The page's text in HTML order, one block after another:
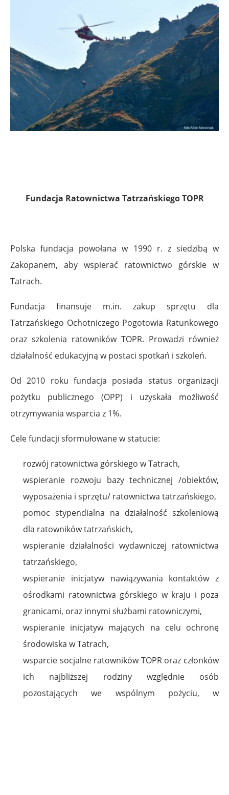
Fundacja Ratownictwa Tatrzańskiego TOPR
Polska fundacja powołana w 1990 r. z siedzibą w
Zakopanem, aby wspierać ratownictwo górskie w
Tatrach.
Fundacja finansuje m.in. zakup sprzętu dla
Tatrzańskiego Ochotniczego Pogotowia Ratunkowego
oraz szkolenia ratowników TOPR. Prowadzi również
działalność edukacyjną w postaci spotkań i szkoleń.
Od 2010 roku fundacja posiada status organizacji
pożytku publicznego (OPP) i uzyskała możliwość
otrzymywania wsparcia z 1%.
Cele fundacji sformułowane w statucie:
rozwój ratownictwa górskiego w Tatrach,
wspieranie rozwoju bazy technicznej /obiektów,
wyposażenia i sprzętu/ ratownictwa tatrzańskiego,
pomoc stypendialna na działalność szkoleniową
dla ratowników tatrzańskich,
wspieranie działalności wydawniczej ratownictwa
tatrzańskiego,
wspieranie inicjatyw nawiązywania kontaktów z
ośrodkami ratownictwa górskiego w kraju i poza
granicami, oraz innymi służbami ratowniczymi,
wspieranie inicjatyw mających na celu ochronę
środowiska w Tatrach,
wsparcie socjalne ratowników TOPR oraz członków
ich najbliższej rodziny względnie osób
pozostających we wspólnym pożyciu, w